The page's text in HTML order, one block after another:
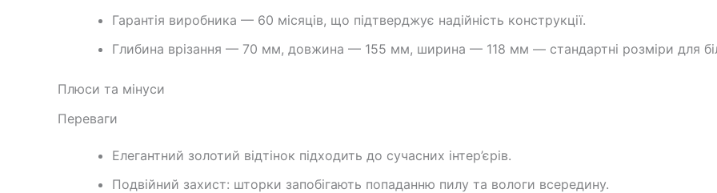
Гарантія виробника — 60 місяців, що підтверджує надійність конструкції.
Глибина врізання — 70 мм, довжина — 155 мм, ширина — 118 мм — стандартні розміри для
Плюси та мінуси
Переваги
Елегантний золотий відтінок підходить до сучасних інтер’єрів.
Подвійний захист: шторки запобігають попаданню пилу та вологи всередину.